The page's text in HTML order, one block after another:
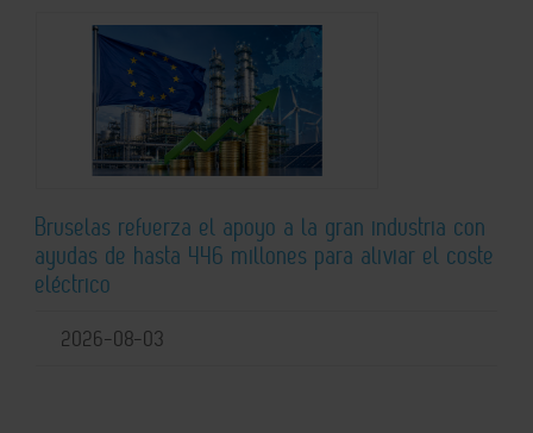
Bruselas refuerza el apoyo a la gran industria con
ayudas de hasta 446 millones para aliviar el coste
eléctrico
2026-08-03